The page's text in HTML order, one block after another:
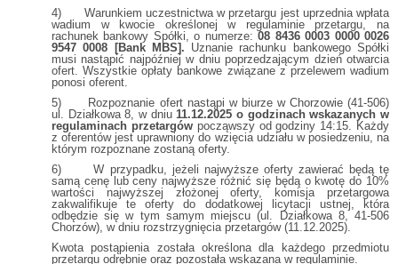
4) Warunkiem uczestnictwa w przetargu jest uprzednia wpłata
wadium w kwocie określonej w regulaminie przetargu, na
rachunek bankowy Spółki, o numerze:08 8436 0003 0000 0026
9547 0008 [Bank MBS]. Uznanie rachunku bankowego Spółki
musi nastąpić najpóźniej w dniu poprzedzającym dzień otwarcia
ofert. Wszystkie opłaty bankowe związane z przelewem wadium
ponosi oferent.
5) Rozpoznanie ofert nastąpi w biurze w Chorzowie (41-506)
ul. Działkowa 8, w dniu11.12.2025 o godzinach wskazanych w
regulaminach przetargówpocząwszy od godziny 14:15. Każdy
z oferentów jest uprawniony do wzięcia udziału w posiedzeniu, na
którym rozpoznane zostaną oferty.
6) W przypadku, jeżeli najwyższe oferty zawierać będą tę
samą cenę lub ceny najwyższe różnić się będą o kwotę do 10%
wartości najwyższej złożonej oferty, komisja przetargowa
zakwalifikuje te oferty do dodatkowej licytacji ustnej, która
odbędzie się w tym samym miejscu (ul. Działkowa 8, 41-506
Chorzów), w dniu rozstrzygnięcia przetargów (11.12.2025).
Kwota postąpienia została określona dla każdego przedmiotu
przetargu odrębnie oraz pozostała wskazana w regulaminie.